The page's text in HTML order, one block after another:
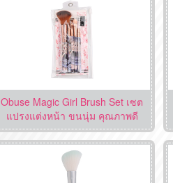
Obuse Magic Girl Brush Set เซต
แปรงแต่งหน้า ขนนุ่ม คุณภาพดี